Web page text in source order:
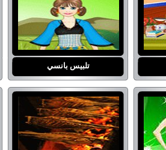
تلبيس بانسي